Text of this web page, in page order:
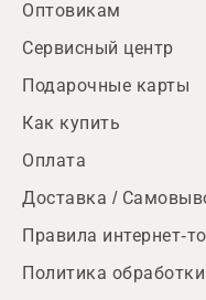
Оптовикам
Сервисный центр
Подарочные карты
Как купить
Оплата
Доставка /
Правила интернет-
Политика